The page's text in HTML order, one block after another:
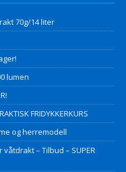
70g/14 liter
lumen
FRIDYKKERKURS
og herremodell
– Tilbud – SUPER